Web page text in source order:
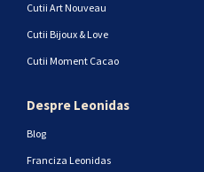
Cutii Art Nouveau
Cutii Bijoux & Love
Cutii Moment Cacao
Despre Leonidas
Blog
Franciza Leonidas